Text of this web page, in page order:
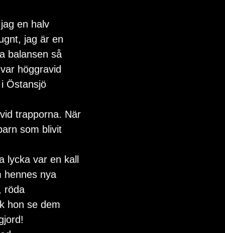
en halv
jag är en
balansen så
höggravid
Östansjö
trapporna. När
som blivit
lycka var en kall
hennes nya
röda
hon se dem